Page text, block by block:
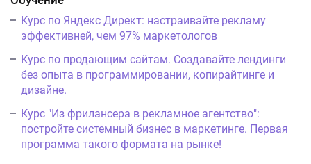
Курс по Яндекс Директ: настраивайте рекламу
эффективней, чем 97% маркетологов
Курс по продающим сайтам. Создавайте лендинги
без опыта в программировании, копирайтинге и
дизайне.
Курс "Из фрилансера в рекламное агентство":
постройте системный бизнес в маркетинге. Первая
программа такого формата на рынке!